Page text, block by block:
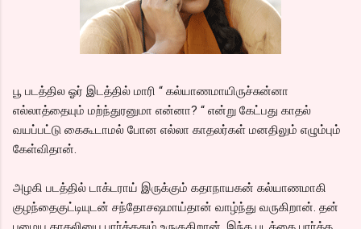
பூ படத்தில ஓர் இடத்தில் மாரி “ கல்யாணமாயிருச்சுன்னா
எல்லாத்தையும் மற்ந்துரனுமா என்னா? “ என்று கேட்பது காதல்
வயப்பட்டு கைகூடாமல் போன எல்லா காதலர்கள் மனதிலும் எழும்பும்
கேள்விதான்.
அழகி படத்தில் டாக்டராய் இருக்கும் கதாநாயகன் கல்யாணமாகி
குழந்தைகுட்டியுடன் சந்தோசஷமாய்தான் வாழ்ந்து வருகிறான். தன்